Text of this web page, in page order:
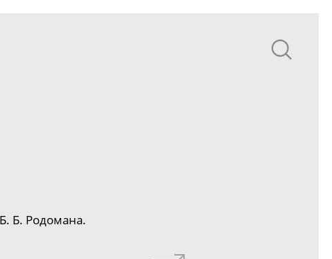
Б. Родомана.